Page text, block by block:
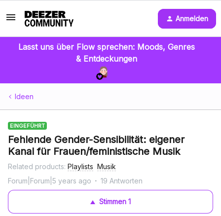
Anmelden
Lasst uns über Flow sprechen: Moods, Genres
& Entdeckungen
Ideen
EINGEFÜHRT
Fehlende Gender-Sensibilität: eigener
Kanal für Frauen/feministische Musik
Related products: Playlists Musik
Forum|Forum|5 years ago
19 Antworten
Stimmen 1